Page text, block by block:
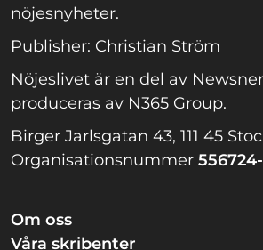
nöjesnyheter.
Publisher: Christian Ström
Nöjeslivet är en del av
produceras av N365 Group.
Birger Jarlsgatan 43, 111 45
Organisationsnummer
Om oss
Våra skribenter